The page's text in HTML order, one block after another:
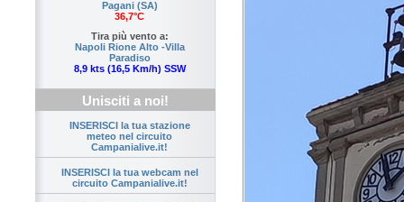
Pagani (SA)
36,7°C
Tira più vento a:
Napoli Rione Alto -Villa
Paradiso
8,9 kts (16,5 Km/h) SSW
Unisciti a noi!
INSERISCI la tua stazione
meteo nel circuito
Campanialive.it!
INSERISCI la tua webcam nel
circuito Campanialive.it!